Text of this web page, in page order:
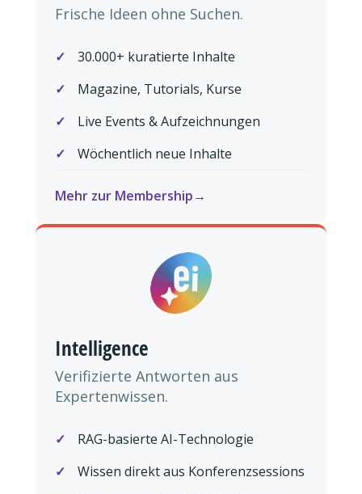
Frische Ideen ohne Suchen.
30.000+ kuratierte Inhalte
Magazine, Tutorials, Kurse
Live Events & Aufzeichnungen
Wöchentlich neue Inhalte
Mehr zur Membership
Intelligence
Verifizierte Antworten aus
Expertenwissen.
RAG-basierte AI-Technologie
Wissen direkt aus Konferenzsessions